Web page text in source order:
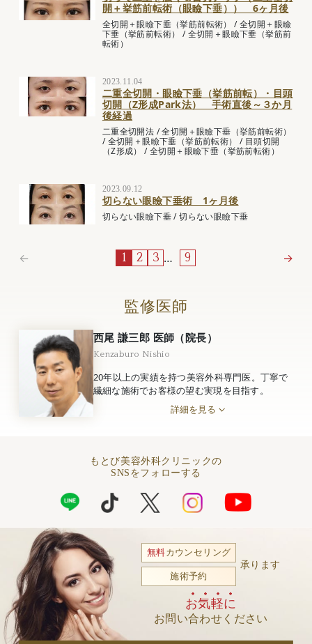
開＋挙筋前転術（眼瞼下垂）） 6ヶ月後
全切開＋眼瞼下垂（挙筋前転術） /全切開＋眼瞼
下垂（挙筋前転術）
/全切開＋眼瞼下垂（挙筋前
転術）
2023.11.04
二重全切開・眼瞼下垂（挙筋前転）・目頭
切開（Z形成Park法） 手術直後～３か月
後経過
二重全切開法 /全切開＋眼瞼下垂（挙筋前転術）
/全切開＋眼瞼下垂（挙筋前転術） / 目頭切開
（Z形成）
/全切開＋眼瞼下垂（挙筋前転術）
2023.09.12
切らない眼瞼下垂術 1ヶ月後
切らない眼瞼下垂/切らない眼瞼下垂
← 1 2 3 … 9 →
監修医師
西尾 謙三郎 医師（院長）
Kenzaburo Nishio
20年以上の実績を持つ美容外科専門医。丁寧で
繊細な施術でお客様の望む実現を目指す。
詳細を見る
もとび美容外科クリニックの
SNSをフォローする
無料カウンセリング
施術予約
承ります
お気軽に
お問い合わせください